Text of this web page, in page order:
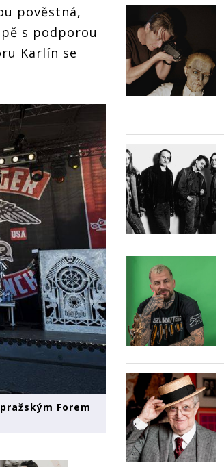
pověstná,
s podporou
Karlín se
Forem